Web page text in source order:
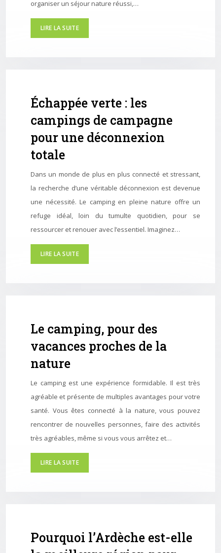
organiser un séjour nature réussi,…
LIRE LA SUITE
Échappée verte : les
campings de campagne
pour une déconnexion
totale
Dans un monde de plus en plus connecté et stressant,
la recherche d’une véritable déconnexion est devenue
une nécessité. Le camping en pleine nature offre un
refuge idéal, loin du tumulte quotidien, pour se
ressourcer et renouer avec l’essentiel. Imaginez…
LIRE LA SUITE
Le camping, pour des
vacances proches de la
nature
Le camping est une expérience formidable. Il est très
agréable et présente de multiples avantages pour votre
santé. Vous êtes connecté à la nature, vous pouvez
rencontrer de nouvelles personnes, faire des activités
très agréables, même si vous vous arrêtez et…
LIRE LA SUITE
Pourquoi l’Ardèche est-elle